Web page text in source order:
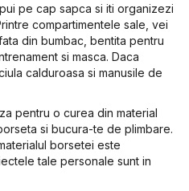
pe cap sapca si iti organizezi
compartimentele sale, vei
din bumbac, bentita pentru
si masca. Daca
calduroasa si manusile de
pentru o curea din material
si bucura-te de plimbare.
borsetei este
tale personale sunt in